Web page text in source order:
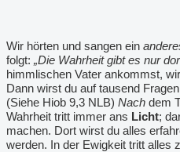
Wir hörten und sangen ein
folgt: „Die Wahrheit gibt es nur
himmlischen Vater ankommst,
Dann wirst du auf tausend
(Siehe Hiob 9,3 NLB) Nach dem
Wahrheit tritt immer ans Licht;
machen. Dort wirst du alles
werden. In der Ewigkeit tritt alles